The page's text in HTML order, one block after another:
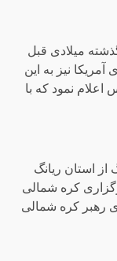
میلادی قبل
نیز به این
نمود که با
استان ریانگ
کره شمالی
رهبر کره شمالی